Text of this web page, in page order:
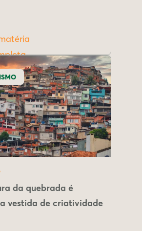
da quebrada é
vestida de criatividade